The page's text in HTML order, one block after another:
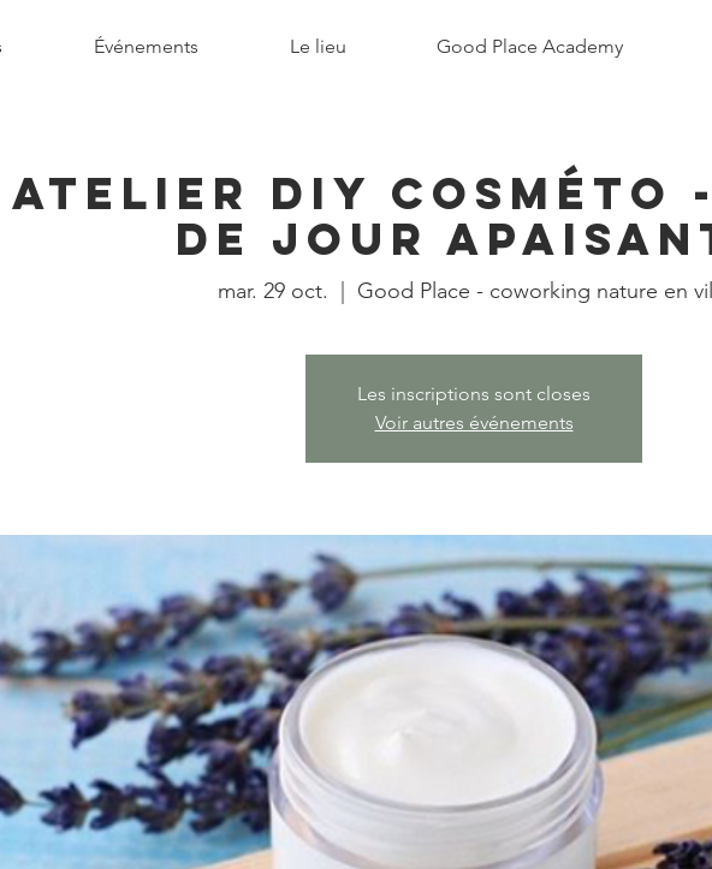
Événements Le lieu Good Place Academy
Atelier DIY cosméto -
de jour
mar. 29 oct. Good Place - coworking nature en
Les inscriptions sont closes
Voir autres événements